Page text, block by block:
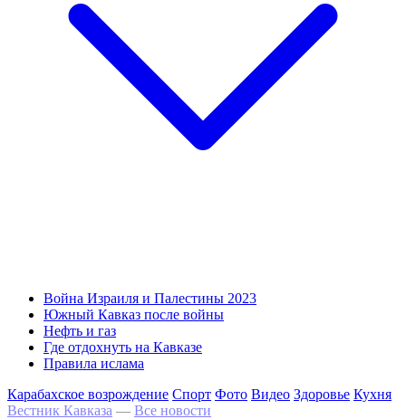
Война Израиля и Палестины 2023
Южный Кавказ после войны
Нефть и газ
Где отдохнуть на Кавказе
Правила ислама
Карабахское возрождение Спорт Фото Видео Здоровье Кухня
Вестник Кавказа — Все новости